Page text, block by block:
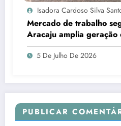
Isadora Cardoso Silva
Mercado de trabalho
Aracaju amplia geração
formais
5 De Julho De 2026
PUBLICAR